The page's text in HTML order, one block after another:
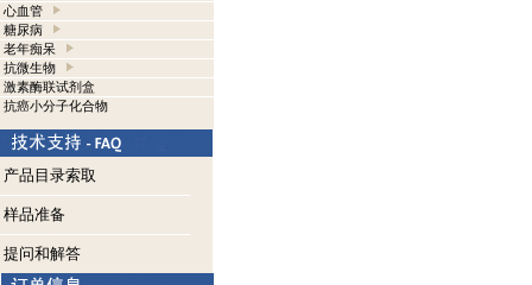
心血管
糖尿病
老年痴呆
抗微生物
激素酶联试剂盒
抗癌小分子化合物
产品目录索取
样品准备
提问和解答